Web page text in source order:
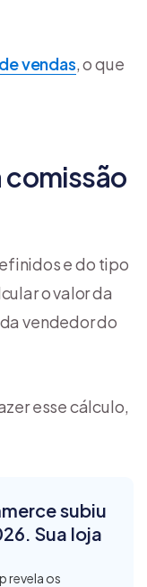
vendas, o que
comissão
e do tipo
o valor da
vendedor do
esse cálculo,
subiu
Sua loja
revela os